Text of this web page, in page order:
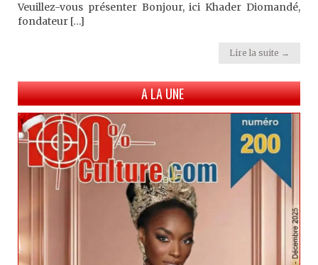
Veuillez-vous présenter Bonjour, ici Khader Diomandé,
fondateur […]
Lire la suite →
A LA UNE